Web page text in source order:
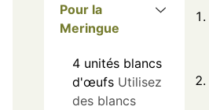
Pour la
Meringue
4 unités blancs
d'œufs Utilisez
des blancs